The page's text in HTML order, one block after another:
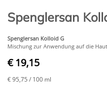
Spenglersan
Spenglersan Kolloid G
Mischung zur Anwendung auf die Haut
€ 19,15
€ 95,75 / 100 ml